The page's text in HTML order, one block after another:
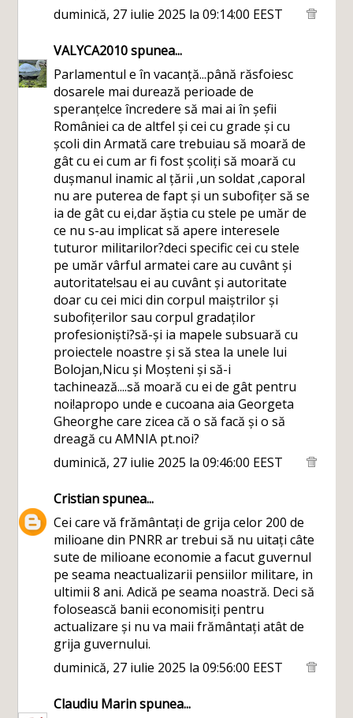
duminică, 27 iulie 2025 la 09:14:00 EEST
VALYCA2010spunea...
Parlamentul e în vacanță...până răsfoiesc
dosarele mai durează perioade de
speranțe!ce încredere să mai ai în șefii
României ca de altfel și cei cu grade și cu
școli din Armată care trebuiau să moară de
gât cu ei cum ar fi fost școliți să moară cu
dușmanul inamic al țării ,un soldat ,caporal
nu are puterea de fapt și un subofițer să se
ia de gât cu ei,dar ăștia cu stele pe umăr de
ce nu s-au implicat să apere interesele
tuturor militarilor?deci specific cei cu stele
pe umăr vârful armatei care au cuvânt și
autoritate!sau ei au cuvânt și autoritate
doar cu cei mici din corpul maiștrilor și
subofițerilor sau corpul gradaților
profesioniști?să-și ia mapele subsuară cu
proiectele noastre și să stea la unele lui
Bolojan,Nicu și Moșteni și să-i
tachinează....să moară cu ei de gât pentru
noi!apropo unde e cucoana aia Georgeta
Gheorghe care zicea că o să facă și o să
dreagă cu AMNIA pt.noi?
duminică, 27 iulie 2025 la 09:46:00 EEST
Cristianspunea...
Cei care vă frământați de grija celor 200 de
milioane din PNRR ar trebui să nu uitați câte
sute de milioane economie a facut guvernul
pe seama neactualizarii pensiilor militare, in
ultimii 8 ani. Adică pe seama noastră. Deci să
folosească banii economisiți pentru
actualizare și nu va maii frământați atât de
grija guvernului.
duminică, 27 iulie 2025 la 09:56:00 EEST
Claudiu Marinspunea...